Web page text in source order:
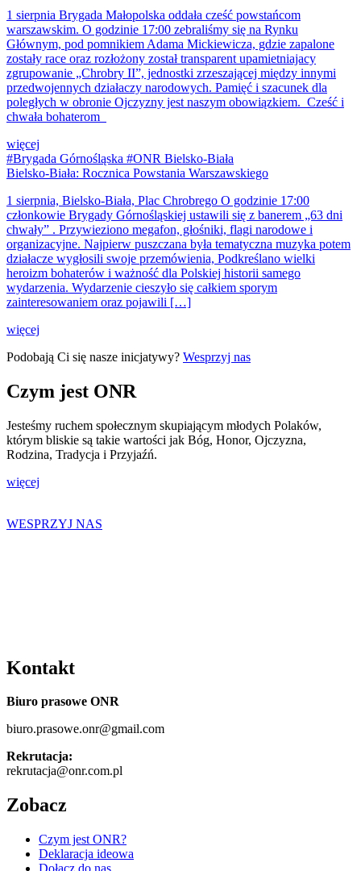
1 sierpnia Brygada Małopolska oddała cześć powstańcom
warszawskim. O godzinie 17:00 zebraliśmy się na Rynku
Głównym, pod pomnikiem Adama Mickiewicza, gdzie zapalone
zostały race oraz rozłożony został transparent upamietniajacy
zgrupowanie „Chrobry II”, jednostki zrzeszającej między innymi
przedwojennych działaczy narodowych. Pamięć i szacunek dla
poległych w obronie Ojczyzny jest naszym obowiązkiem. Cześć i
chwała bohaterom
więcej
#Brygada Górnośląska #ONR Bielsko-Biała
Bielsko-Biała: Rocznica Powstania Warszawskiego
1 sierpnia, Bielsko-Biała, Plac Chrobrego O godzinie 17:00
członkowie Brygady Górnośląskiej ustawili się z banerem „63 dni
chwały” . Przywieziono megafon, głośniki, flagi narodowe i
organizacyjne. Najpierw puszczana była tematyczna muzyka potem
działacze wygłosili swoje przemówienia, Podkreślano wielki
heroizm bohaterów i ważność dla Polskiej historii samego
wydarzenia. Wydarzenie cieszyło się całkiem sporym
zainteresowaniem oraz pojawili […]
więcej
Podobają Ci się nasze inicjatywy? Wesprzyj nas
Czym jest ONR
Jesteśmy ruchem społecznym skupiającym młodych Polaków,
którym bliskie są takie wartości jak Bóg, Honor, Ojczyzna,
Rodzina, Tradycja i Przyjaźń.
więcej
WESPRZYJ NAS
Kontakt
Biuro prasowe ONR
biuro.prasowe.onr@gmail.com
Rekrutacja:
rekrutacja@onr.com.pl
Zobacz
Czym jest ONR?
Deklaracja ideowa